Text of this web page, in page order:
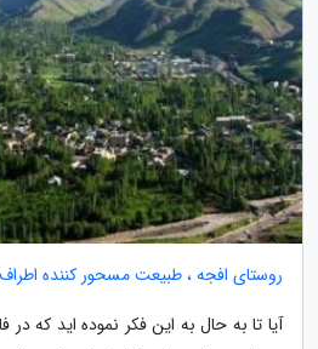
روستای افجه ، طبیعت مسحور کننده اطراف
آیا تا به حال به این فکر نموده اید که در